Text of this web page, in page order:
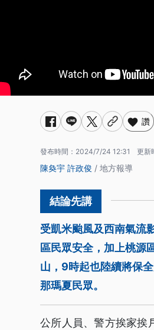
讚
發布時間： 2024/7/24 12:31 更新
陳奐宇 許政俊 / 地方報導
受凱米颱風及西南氣流
區民眾安全，加上桃源
山，9時起也陸續將保
那瑪夏民眾。
公所人員、警方挨家挨